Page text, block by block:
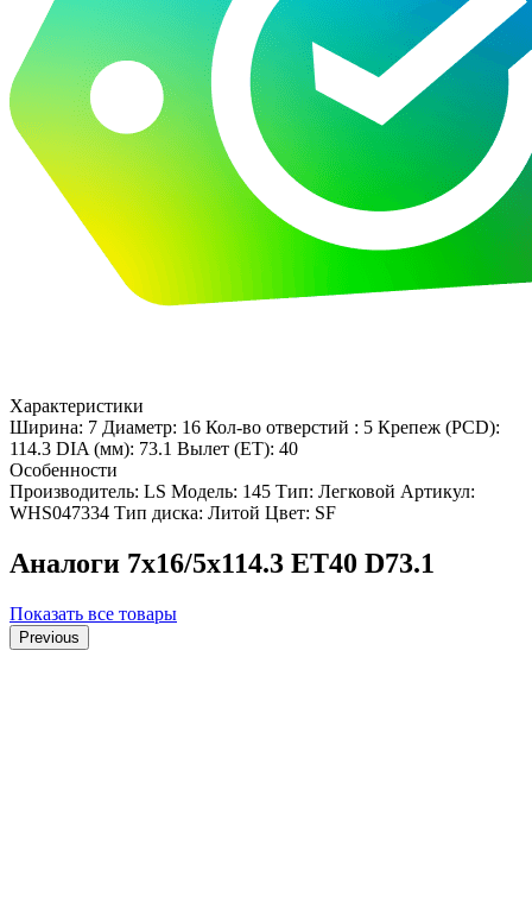
Характеристики
Ширина: 7 Диаметр: 16 Кол-во отверстий : 5 Крепеж (PCD):
114.3 DIA (мм): 73.1 Вылет (ET): 40
Особенности
Производитель: LS Модель: 145 Тип: Легковой Артикул:
WHS047334 Тип диска: Литой Цвет: SF
Аналоги 7x16/5x114.3 ET40 D73.1
Показать все товары
Previous